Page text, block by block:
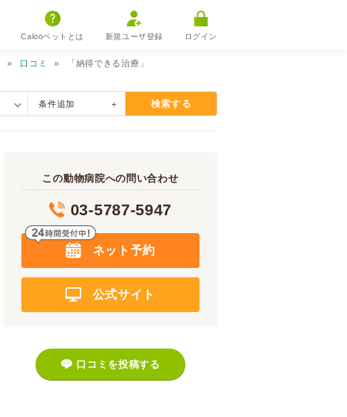
Calooペットとは 新規ユーザ登録 ログイン
口コミ 「納得できる治療」
条件追加 検索する
この動物病院への問い合わせ
03-5787-5947
ネット予約
公式サイト
口コミを投稿する